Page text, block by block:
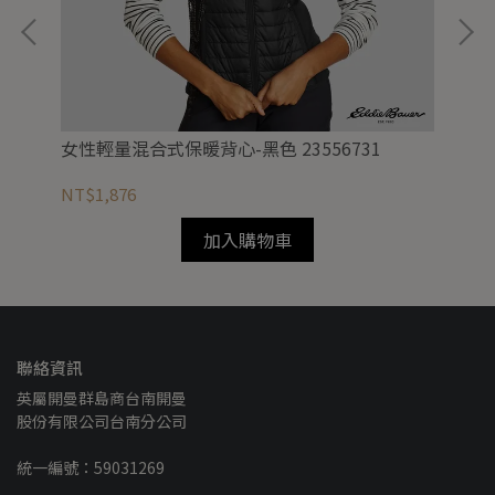
女性輕量混合式保暖背心-黑色 23556731
NT$1,876
加入購物車
聯絡資訊
英屬開曼群島商台南開曼
股份有限公司台南分公司
統一編號：59031269